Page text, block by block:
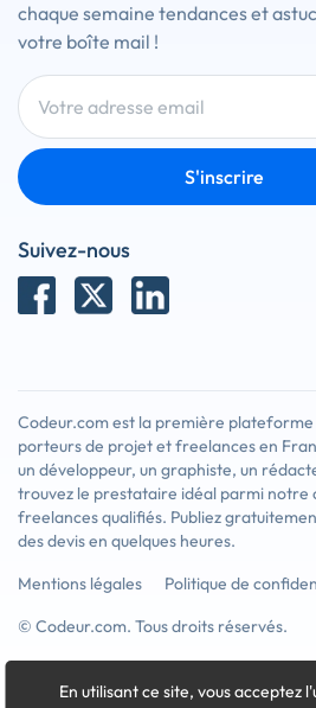
chaque semaine tendances et
votre boîte mail !
S'inscrire
Suivez-nous
Codeur.com est la première
porteurs de projet et freelances en
un développeur, un graphiste, un
trouvez le prestataire idéal parmi notre
freelances qualifiés. Publiez
des devis en quelques heures.
Mentions légales
Politique de
© Codeur.com. Tous droits réservés.
En utilisant ce site, vous acceptez